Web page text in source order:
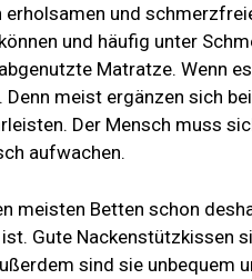
erholsamen und
und häufig unter
Matratze. Wenn
meist ergänzen sich
Der Mensch muss
aufwachen.
meisten Betten schon
Gute Nackenstützkissen
sind sie unbequem